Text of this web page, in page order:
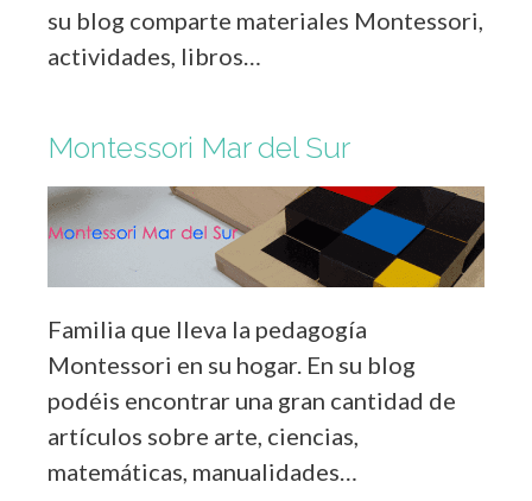
su blog comparte materiales Montessori,
actividades, libros…
Montessori Mar del Sur
Familia que lleva la pedagogía
Montessori en su hogar. En su blog
podéis encontrar una gran cantidad de
artículos sobre arte, ciencias,
matemáticas, manualidades…